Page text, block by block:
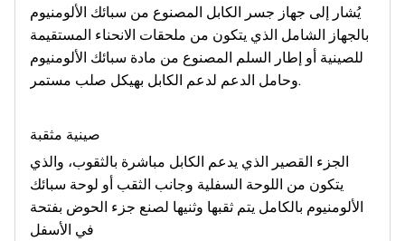
يُشار إلى جهاز جسر الكابل المصنوع من سبائك الألومنيوم
بالجهاز الشامل الذي يتكون من ملحقات الانحناء المستقيمة
للصينية أو إطار السلم المصنوع من مادة سبائك الألومنيوم
وحامل الدعم لدعم الكابل بهيكل صلب مستمر.
صينية مثقبة
الجزء القصير الذي يدعم الكابل مباشرة بالثقوب، والذي
يتكون من اللوحة السفلية وجانب الثقب أو لوحة سبائك
الألومنيوم بالكامل يتم ثقبها وثنيها لصنع جزء الحوض بفتحة
في الأسفل